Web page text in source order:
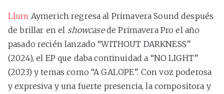
Llum Aymerich regresa al Primavera Sound después
de brillar en el showcasede Primavera Pro el año
pasado recién lanzado “WITHOUT DARKNESS”
(2024), el EP que daba continuidad a “NO LIGHT”
(2023) y temas como “A GALOPE”. Con voz poderosa
y expresiva y una fuerte presencia, la compositora y